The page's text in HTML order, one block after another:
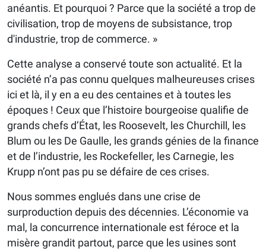
anéantis. Et pourquoi ? Parce que la société a trop de
civilisation, trop de moyens de subsistance, trop
d'industrie, trop de commerce. »
Cette analyse a conservé toute son actualité. Et la
société n’a pas connu quelques malheureuses crises
ici et là, il y en a eu des centaines et à toutes les
époques ! Ceux que l’histoire bourgeoise qualifie de
grands chefs d’État, les Roosevelt, les Churchill, les
Blum ou les De Gaulle, les grands génies de la finance
et de l’industrie, les Rockefeller, les Carnegie, les
Krupp n’ont pas pu se défaire de ces crises.
Nous sommes englués dans une crise de
surproduction depuis des décennies. L’économie va
mal, la concurrence internationale est féroce et la
misère grandit partout, parce que les usines sont